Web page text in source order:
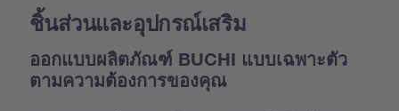
ชิ้นส่วนและอุปกรณ์เสริม
ออกแบบผลิตภัณฑ์ BUCHI แบบเฉพาะตัว
ตามความต้องการของคุณ